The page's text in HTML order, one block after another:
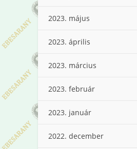
2023. május
2023. április
2023. március
2023. február
2023. január
2022. december